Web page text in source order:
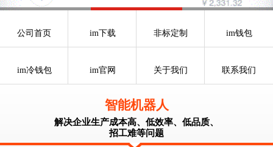
公司首页 im下载 非标定制 im钱包
im冷钱包 im官网 关于我们 联系我们
智能机器人
解决企业生产成本高、低效率、低品质、
招工难等问题